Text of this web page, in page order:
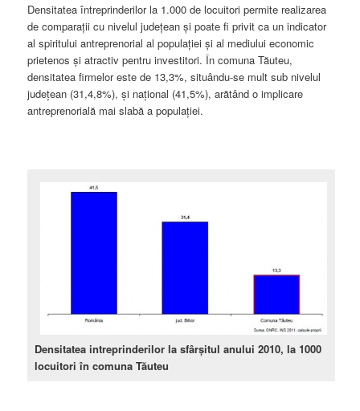
Densitatea întreprinderilor la 1.000 de locuitori permite realizarea
de comparaţii cu nivelul judeţean şi poate fi privit ca un indicator
al spiritului antreprenorial al populaţiei şi al mediului economic
prietenos şi atractiv pentru investitori. În comuna Tăuteu,
densitatea firmelor este de 13,3%, situându-se mult sub nivelul
judeţean (31,4,8%), şi naţional (41,5%), arătând o implicare
antreprenorială mai slabă a populaţiei.
Densitatea intreprinderilor la sfârşitul anului 2010, la 1000
locuitori în comuna Tăuteu